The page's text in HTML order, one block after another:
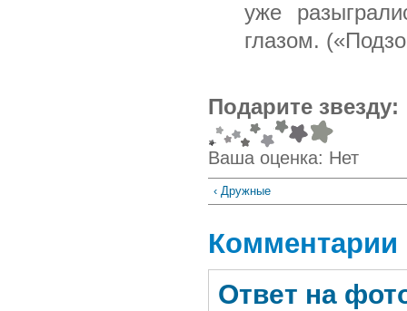
уже
глазом.
Подарите звезду:
Ваша оценка: Нет
‹ Дружные
Комментарии
Ответ на